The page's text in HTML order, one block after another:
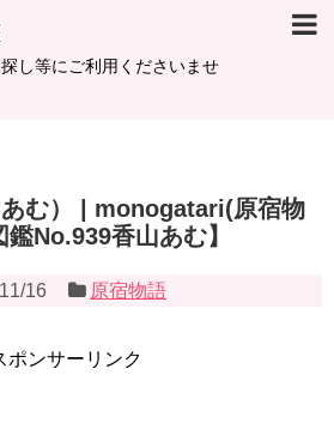
し等にご利用くださいませ
む） | monogatari(原宿物
No.939香山あむ】
16 原宿物語
ポンサーリンク